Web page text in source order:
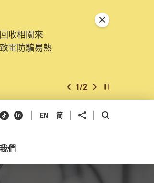
收相關來
電防騙易熱
上一個
1/2 下一個開始/暫停幻燈
關閉特別通告
抖音領英 EN 简 分享到 開啟搜尋框
們